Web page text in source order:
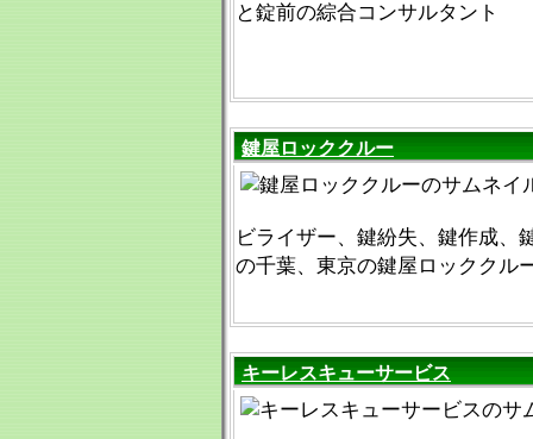
と錠前の綜合コンサルタント
鍵屋ロッククルー
ビライザー、鍵紛失、鍵作成、
の千葉、東京の鍵屋ロッククル
キーレスキューサービス